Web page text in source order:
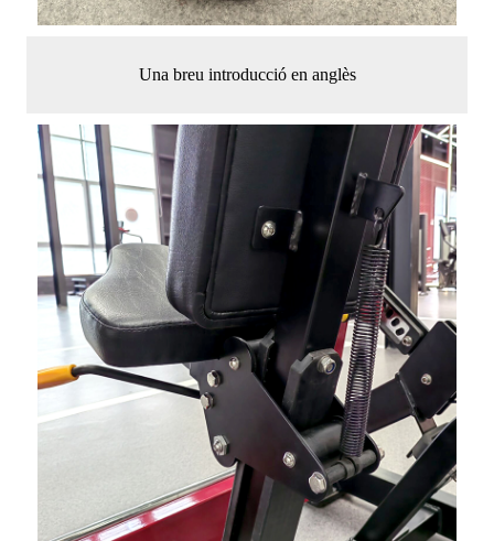
Una breu introducció en anglès